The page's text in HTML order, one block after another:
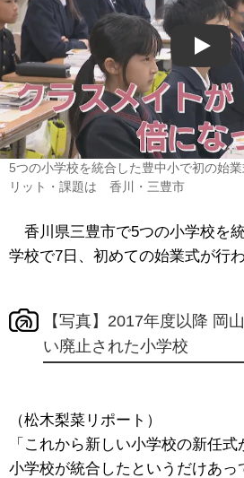
Play
5つの小学校を統合した豊中小で初の始
リット・課題は 香川・三豊市
香川県三豊市で5つの小学校を
学校で7日、初めての始業式が行わ
【写真】2017年度以降 岡
い廃止された小学校
（松木梨菜リポート）
「これから新しい小学校の新任
小学校が統合したというだけあっ